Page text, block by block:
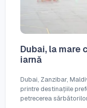
Dubai, la
iarnă
Dubai, Zanzibar,
printre destinațiile
petrecerea